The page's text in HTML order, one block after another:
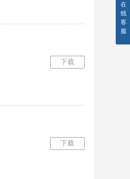
下载
下载
在
线
客
服